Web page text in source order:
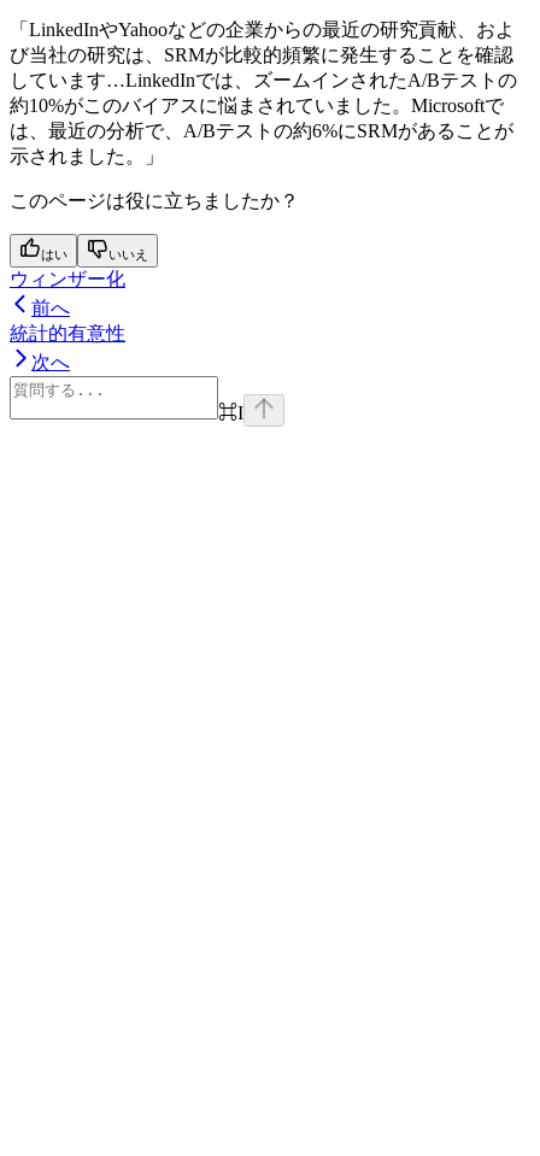
「LinkedInやYahooなどの企業からの最近の研究貢献、およ
び当社の研究は、SRMが比較的頻繁に発生することを確認
しています…LinkedInでは、ズームインされたA/Bテストの
約10%がこのバイアスに悩まされていました。Microsoftで
は、最近の分析で、A/Bテストの約6%にSRMがあることが
示されました。」
このページは役に立ちましたか？
はい いいえ
ウィンザー化
前へ
統計的有意性
次へ
⌘I